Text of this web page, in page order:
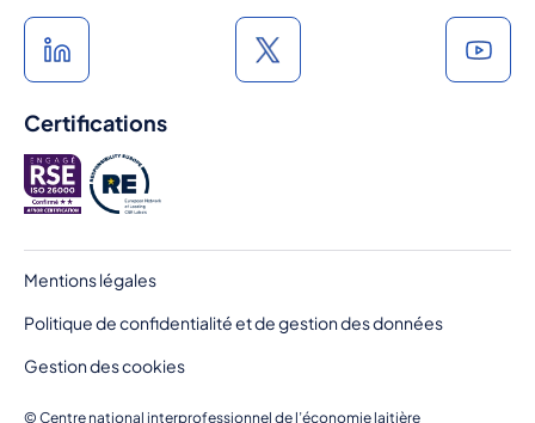
Au rythme du lait
Certifications
© Centre national interprofessionnel de l’économie laitière
Pied
de
page
Mentions légales
Politique de confidentialité et de gestion des données
Gestion des cookies